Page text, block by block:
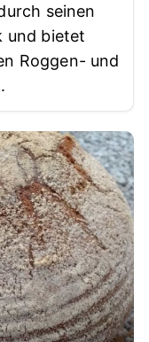
seinen
und bietet
Roggen- und